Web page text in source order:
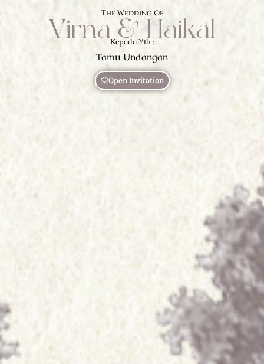
The Wedding Of
Virna & Haikal
Kepada Yth :
Tamu Undangan
Open Invitation